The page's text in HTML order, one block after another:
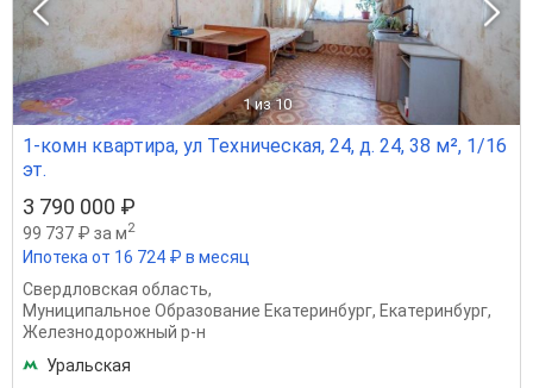
1 из 10
1-комн квартира, ул Техническая, 24, д. 24, 38 м², 1/16
эт.
3 790 000 ₽
99 737 ₽ за м2
Ипотека от 16 724 ₽ в месяц
Свердловская область,
Муниципальное Образование Екатеринбург, Екатеринбург,
Железнодорожный р-н
Уральская